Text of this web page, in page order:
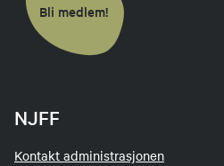
Bli medlem!
NJFF
Kontakt administrasjonen